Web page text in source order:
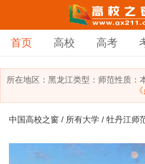
首页 高校 高考
所在地区： 黑龙江类型： 师范性质：
中国高校之窗 / 所有大学 / 牡丹江师